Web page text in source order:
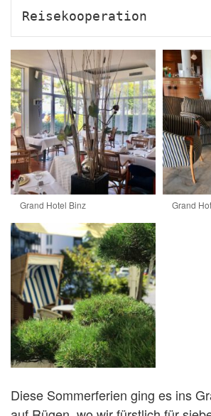
Reisekooperation
Grand Hotel Binz Grand
Diese Sommerferien ging es ins